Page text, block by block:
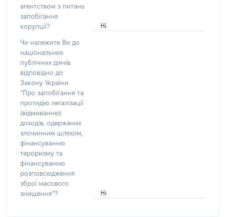
агентством з питань
запобігання
корупції?
Ні
Чи належите Ви до
національних
публічних діячів
відповідно до
Закону України
“Про запобігання та
протидію легалізації
(відмиванню)
доходів, одержаних
злочинним шляхом,
фінансуванню
тероризму та
фінансуванню
розповсюдження
зброї масового
знищення”?
Ні